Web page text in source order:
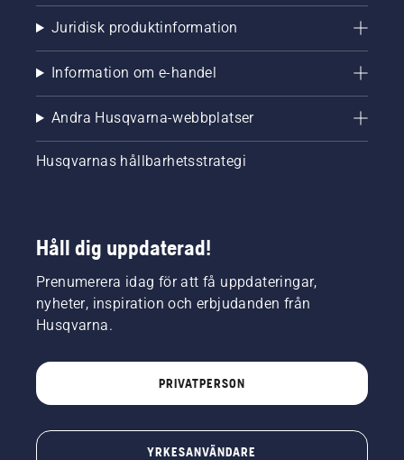
Juridisk produktinformation
Information om e-handel
Andra Husqvarna-webbplatser
Husqvarnas hållbarhetsstrategi
Håll dig uppdaterad!
Prenumerera idag för att få uppdateringar,
nyheter, inspiration och erbjudanden från
Husqvarna.
PRIVATPERSON
YRKESANVÄNDARE